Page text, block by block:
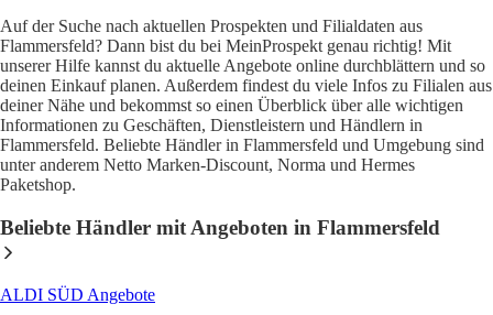
Auf der Suche nach aktuellen Prospekten und Filialdaten aus
Flammersfeld? Dann bist du bei MeinProspekt genau richtig! Mit
unserer Hilfe kannst du aktuelle Angebote online durchblättern und so
deinen Einkauf planen. Außerdem findest du viele Infos zu Filialen aus
deiner Nähe und bekommst so einen Überblick über alle wichtigen
Informationen zu Geschäften, Dienstleistern und Händlern in
Flammersfeld. Beliebte Händler in Flammersfeld und Umgebung sind
unter anderem Netto Marken-Discount, Norma und Hermes
Paketshop.
Beliebte Händler mit Angeboten in Flammersfeld
ALDI SÜD Angebote